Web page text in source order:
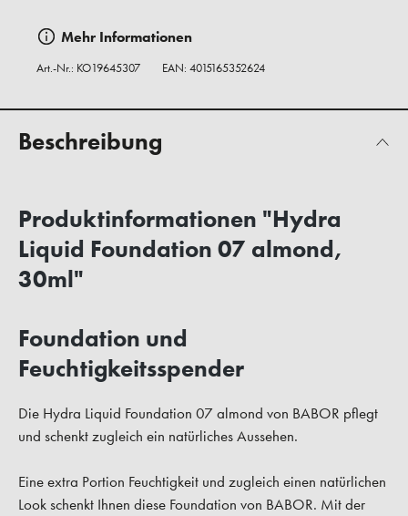
Mehr Informationen
Art.-Nr.: KO19645307 EAN: 4015165352624
Beschreibung
Produktinformationen "Hydra
Liquid Foundation 07 almond,
30ml"
Foundation und
Feuchtigkeitsspender
Die Hydra Liquid Foundation 07 almond von BABOR pflegt
und schenkt zugleich ein natürliches Aussehen.
Eine extra Portion Feuchtigkeit und zugleich einen natürlichen
Look schenkt Ihnen diese Foundation von BABOR. Mit der